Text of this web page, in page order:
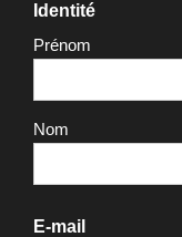
Identité
Prénom
Nom
E-mail